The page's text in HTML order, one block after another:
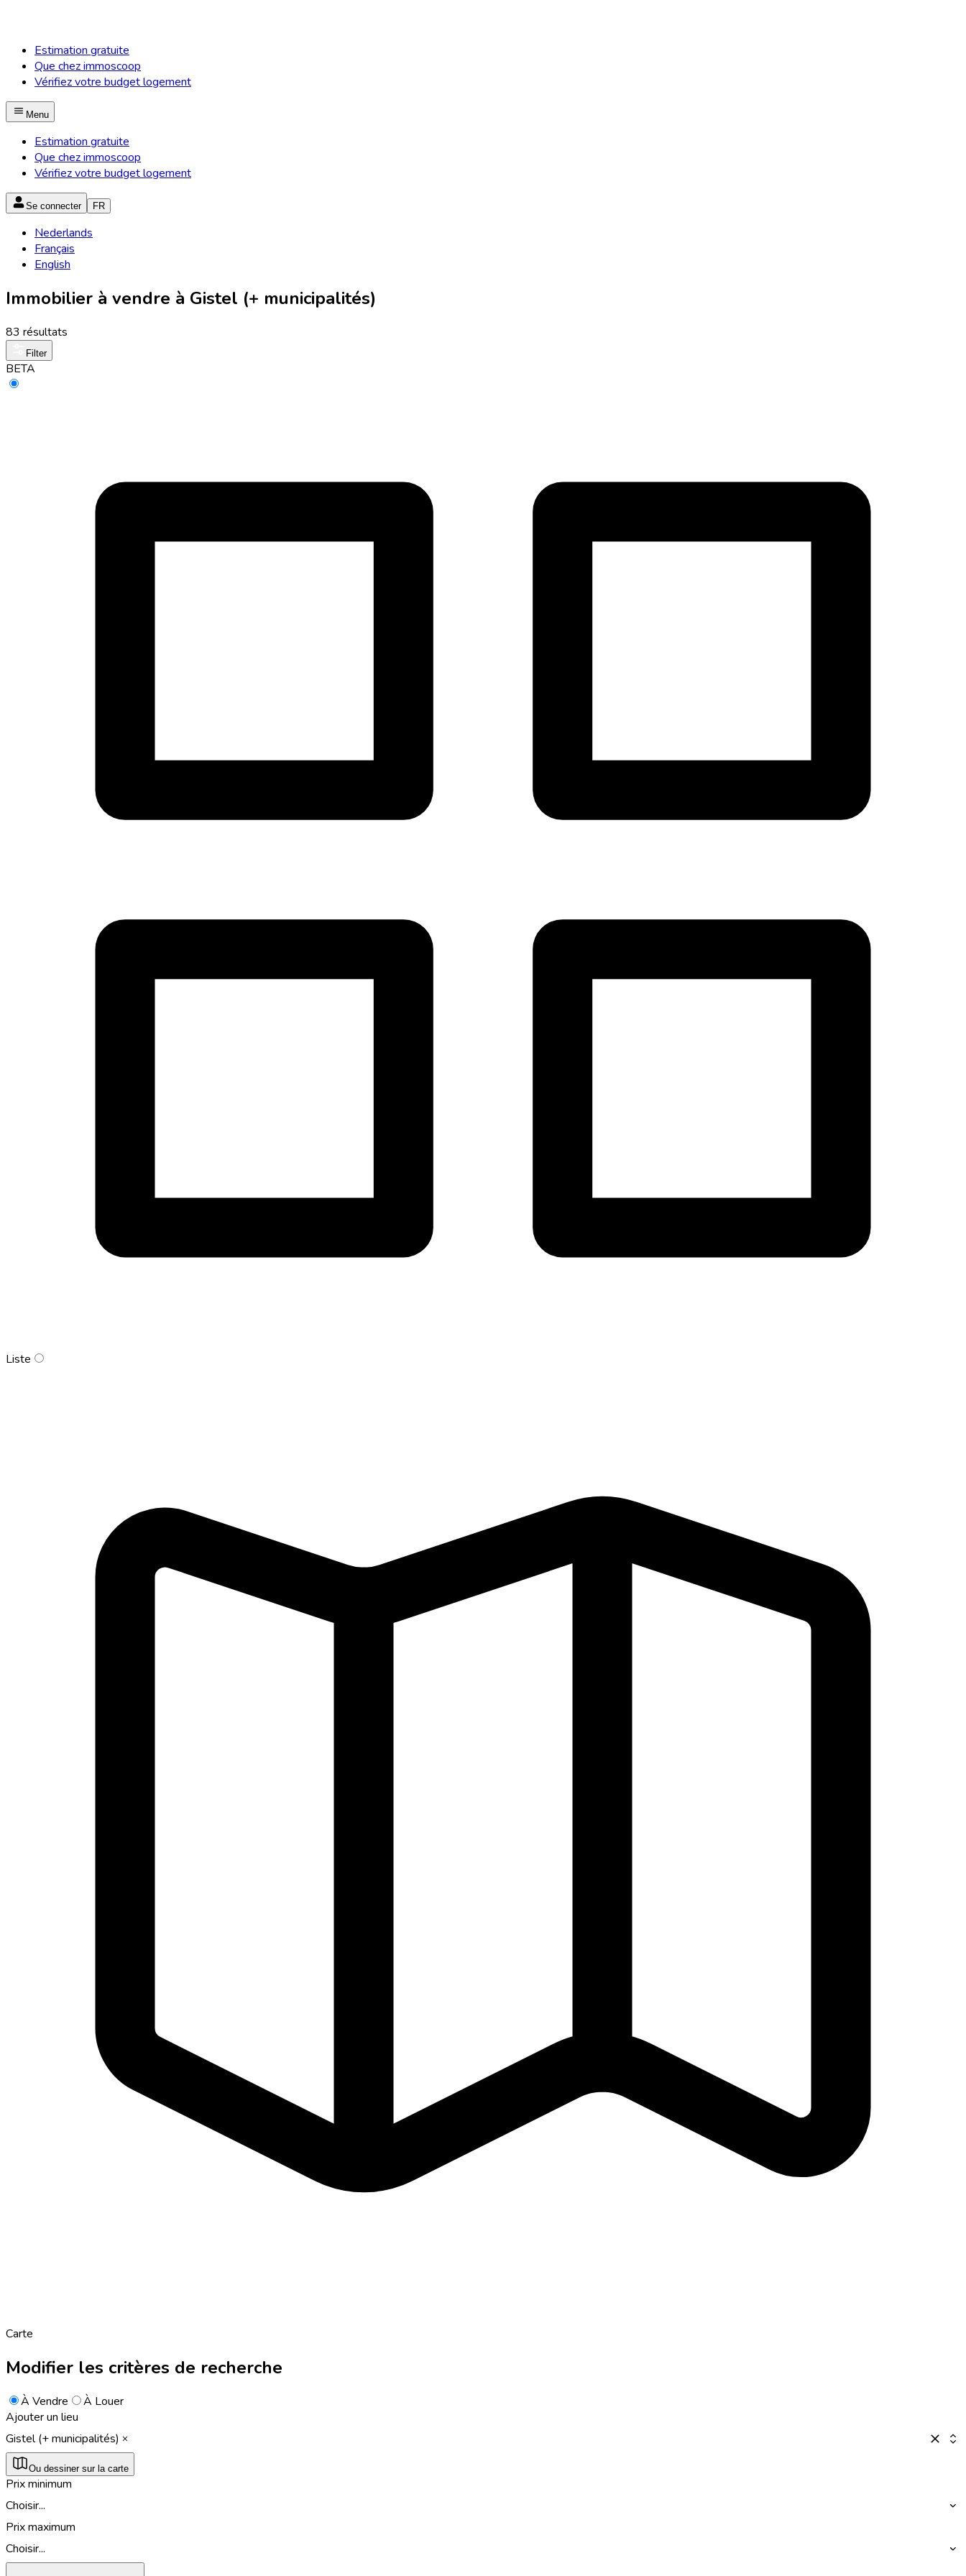
Estimation gratuite
Que chez immoscoop
Vérifiez votre budget logement
Menu
Estimation gratuite
Que chez immoscoop
Vérifiez votre budget logement
Se connecter FR
Nederlands
Français
English
Immobilier à vendre à Gistel (+ municipalités)
83 résultats
Filter
BETA
Liste
Carte
Modifier les critères de recherche
À Vendre
À Louer
Ajouter un lieu
Gistel (+ municipalités)
Ou dessiner sur la carte
Prix minimum
Choisir...
Prix maximum
Choisir...